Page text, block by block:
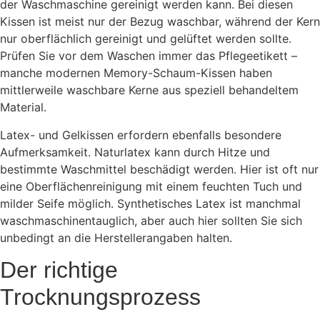
der Waschmaschine gereinigt werden kann. Bei diesen
Kissen ist meist nur der Bezug waschbar, während der Kern
nur oberflächlich gereinigt und gelüftet werden sollte.
Prüfen Sie vor dem Waschen immer das Pflegeetikett –
manche modernen Memory-Schaum-Kissen haben
mittlerweile waschbare Kerne aus speziell behandeltem
Material.
Latex- und Gelkissen erfordern ebenfalls besondere
Aufmerksamkeit. Naturlatex kann durch Hitze und
bestimmte Waschmittel beschädigt werden. Hier ist oft nur
eine Oberflächenreinigung mit einem feuchten Tuch und
milder Seife möglich. Synthetisches Latex ist manchmal
waschmaschinentauglich, aber auch hier sollten Sie sich
unbedingt an die Herstellerangaben halten.
Der richtige
Trocknungsprozess